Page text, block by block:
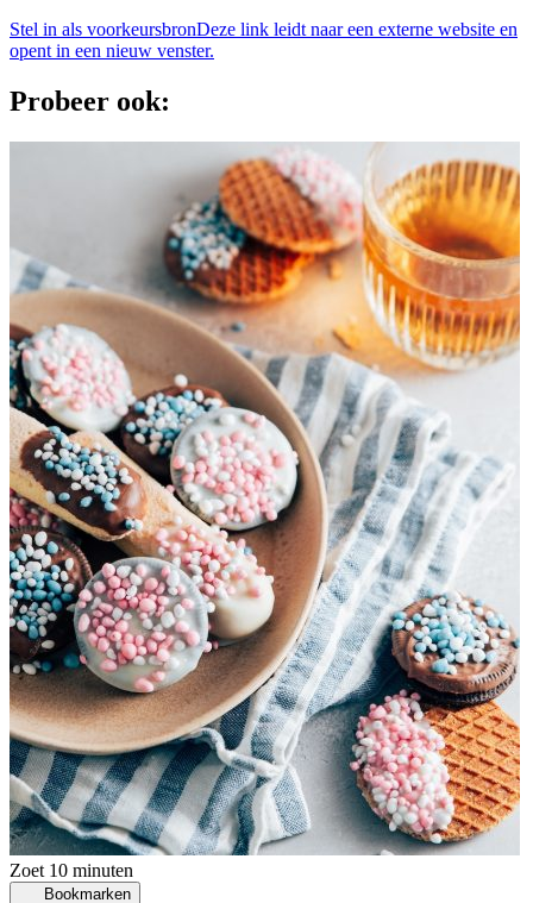
Stel in als voorkeursbronDeze link leidt naar een externe website en
opent in een nieuw venster.
Probeer ook:
Zoet 10 minuten
Bookmarken